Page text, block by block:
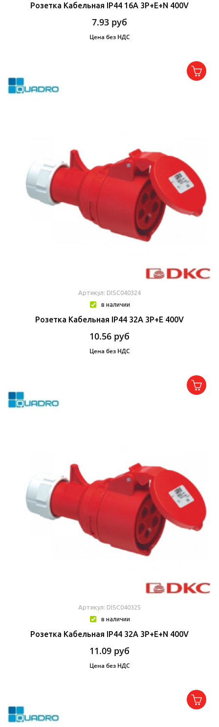
Розетка Кабельная IP44 16A 3P+E+N 400V
7.93 руб
Цена без НДС
Артикул: DISC040324
в наличии
Розетка Кабельная IP44 32A 3P+E 400V
10.56 руб
Цена без НДС
Артикул: DISC040325
в наличии
Розетка Кабельная IP44 32A 3P+E+N 400V
11.09 руб
Цена без НДС